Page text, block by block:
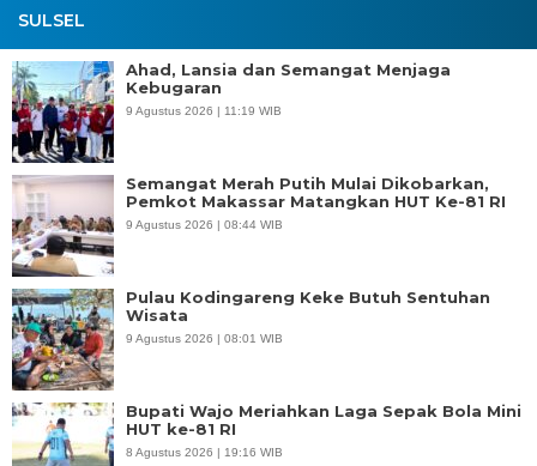
SULSEL
Ahad, Lansia dan Semangat Menjaga
Kebugaran
9 Agustus 2026 | 11:19 WIB
Semangat Merah Putih Mulai Dikobarkan,
Pemkot Makassar Matangkan HUT Ke-81 RI
9 Agustus 2026 | 08:44 WIB
Pulau Kodingareng Keke Butuh Sentuhan
Wisata
9 Agustus 2026 | 08:01 WIB
Bupati Wajo Meriahkan Laga Sepak Bola Mini
HUT ke-81 RI
8 Agustus 2026 | 19:16 WIB